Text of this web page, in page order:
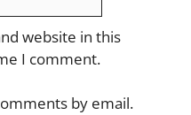
website in this
I comment.
by email.